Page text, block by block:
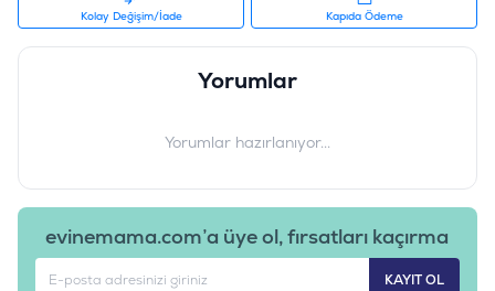
Kolay Değişim/İade Kapıda Ödeme
Yorumlar
Yorumlar hazırlanıyor...
evinemama.com’a üye ol, fırsatları kaçırma
KAYIT OL